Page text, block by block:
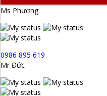
Ms Phương
0986 895 619
Mr Đức